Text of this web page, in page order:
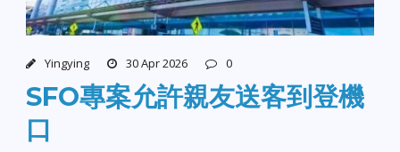
Yingying 30 Apr 2026 0
SFO專案允許親友送客到登機
口